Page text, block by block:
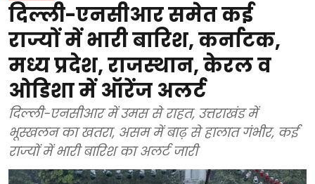
दिल्ली-एनसीआर समेत कई
राज्यों में भारी बारिश, कर्नाटक,
मध्य प्रदेश, राजस्थान, केरल व
ओडिशा में ऑरेंज अलर्ट
दिल्ली-एनसीआर में उमस से राहत, उत्तराखंड में
भूस्खलन का खतरा, असम में बाढ़ से हालात गंभीर, कई
राज्यों में भारी बारिश का अलर्ट जारी